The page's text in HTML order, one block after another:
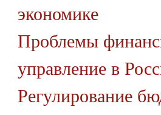
экономике
Проблемы
управление в
Регулирование